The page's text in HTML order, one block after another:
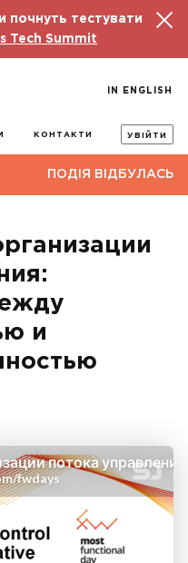
почнуть тестувати
Tech Summit
КОНТАКТИ УВІЙТИ
IN ENGLISH
ПОДІЯ ВІДБУЛАСЬ
и